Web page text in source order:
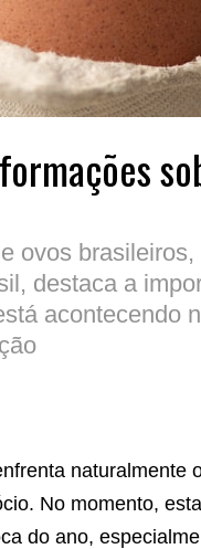
ovos
destaca a
acontecendo
naturalmente
No momento,
do ano,